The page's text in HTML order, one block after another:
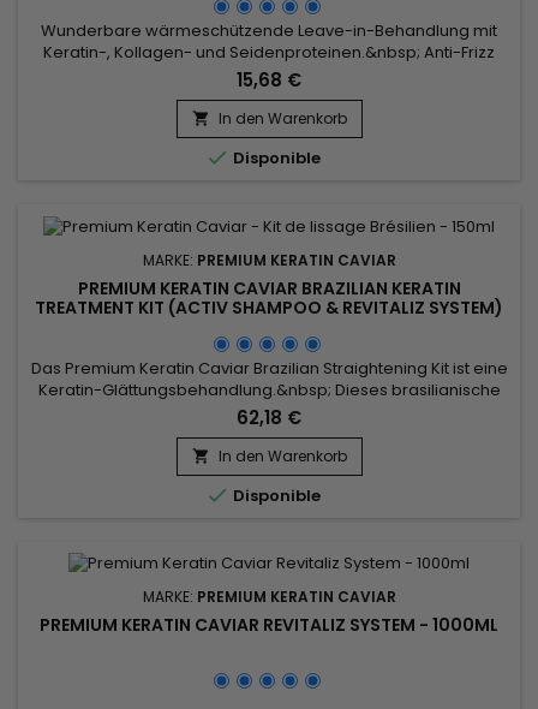
Wunderbare wärmeschützende Leave-in-Behandlung mit
Keratin-, Kollagen- und Seidenproteinen.&nbsp; Anti-Frizz
und für alle Haartypen geeignet, Nano Hair Vitamin Spray
repariert, nährt und spendet tiefgehend Feuchtigkeit für
geschädigtes, trockenes und poröses Haar.&nbsp; Nicht
fettender Wärmeschutz, Nano Hair Vitamin Spray entwirrt
sanft, erleichtert das...
15,68 €
 In den Warenkorb
 Disponible
MARKE: PREMIUM KERATIN CAVIAR
PREMIUM KERATIN CAVIAR BRAZILIAN KERATIN
TREATMENT KIT (ACTIV SHAMPOO & REVITALIZ SYSTEM)
Das Premium Keratin Caviar Brazilian Straightening Kit ist eine
Keratin-Glättungsbehandlung.&nbsp; Dieses brasilianische
Glätteisen wurde für strapaziertes, trockenes Haar entwickelt
und ist auch perfekt für Haartypen.&nbsp; Reich an Keratin
stärkt, umhüllt und repariert es geschädigtes und
geschwächtes Haar.&nbsp; Premium Keratin Caviar verleiht...
62,18 €
 In den Warenkorb
 Disponible
MARKE: PREMIUM KERATIN CAVIAR
PREMIUM KERATIN CAVIAR REVITALIZ SYSTEM - 1000ML